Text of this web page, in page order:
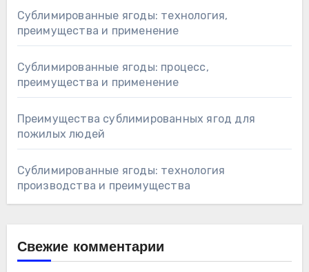
Сублимированные ягоды: технология,
преимущества и применение
Сублимированные ягоды: процесс,
преимущества и применение
Преимущества сублимированных ягод для
пожилых людей
Сублимированные ягоды: технология
производства и преимущества
Свежие комментарии